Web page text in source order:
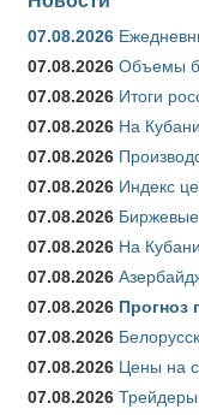
07.08.2026
07.08.2026 Объемы
07.08.2026 Итоги
07.08.2026 На
07.08.2026
07.08.2026 Индекс
07.08.2026
07.08.2026 На
07.08.2026
07.08.2026 Прогноз
07.08.2026
07.08.2026 Цены на
07.08.2026 Трейдеры